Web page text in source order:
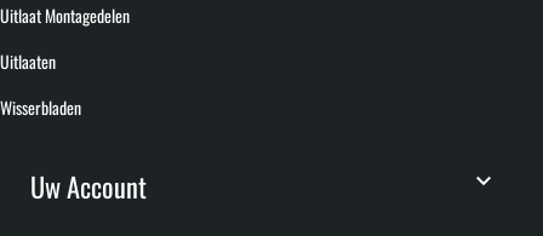
Uitlaat Montagedelen
Uitlaaten
Wisserbladen
Uw Account 